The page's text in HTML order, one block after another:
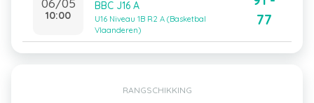
10:00
BBC J16 A
U16 Niveau 1B R2 A (Basketbal
Vlaanderen)
77
RANGSCHIKKING